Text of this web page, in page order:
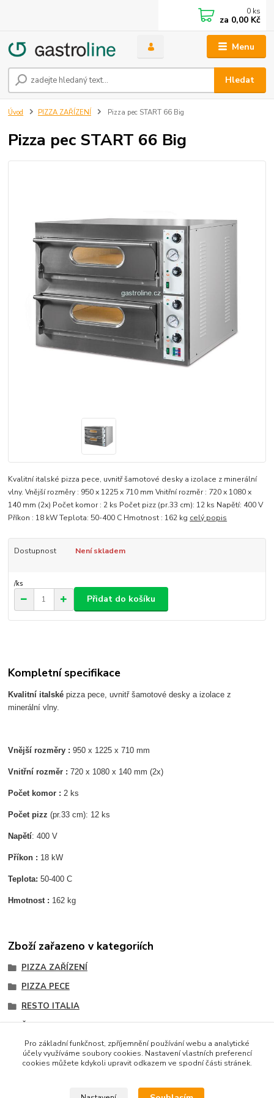
Menu
Hledat
0 ks
za 0,00 Kč
Úvod PIZZA ZAŘÍZENÍ Pizza pec START 66 Big
Pizza pec START 66 Big
Kvalitní italské pizza pece, uvnitř šamotové desky a izolace z minerální
vlny. Vnější rozměry : 950 x 1225 x 710 mm Vnitřní rozměr : 720 x 1080 x
140 mm (2x) Počet komor : 2 ks Počet pizz (pr.33 cm): 12 ks Napětí: 400 V
Příkon : 18 kW Teplota: 50-400 C Hmotnost : 162 kg celý popis
Dostupnost Není skladem
/ks
Přidat do košíku
Kompletní specifikace
Kvalitní italské pizza pece, uvnitř šamotové desky a izolace z
minerální vlny.
Vnější rozměry :950 x 1225 x 710 mm
Vnitřní rozměr :720 x 1080 x 140 mm (2x)
Počet komor : 2 ks
Počet pizz (pr.33 cm): 12 ks
Napětí: 400 V
Příkon : 18 kW
Teplota: 50-400 C
Hmotnost : 162 kg
Zboží zařazeno v kategoriích
PIZZA ZAŘÍZENÍ
PIZZA PECE
RESTO ITALIA
Řada START BIG
vystavit kupujícímu účtenku. Zároveň je povinen zaevidovat
Pro základní funkčnost, zpříjemnění používání webu a analytické
účely využíváme soubory cookies. Nastavení vlastních preferencí
cookies můžete kdykoli upravit odkazem ve spodní části stránek.